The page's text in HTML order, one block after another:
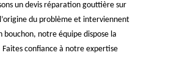
un devis réparation gouttière sur
du problème et interviennent
bouchon, notre équipe dispose la
confiance à notre expertise